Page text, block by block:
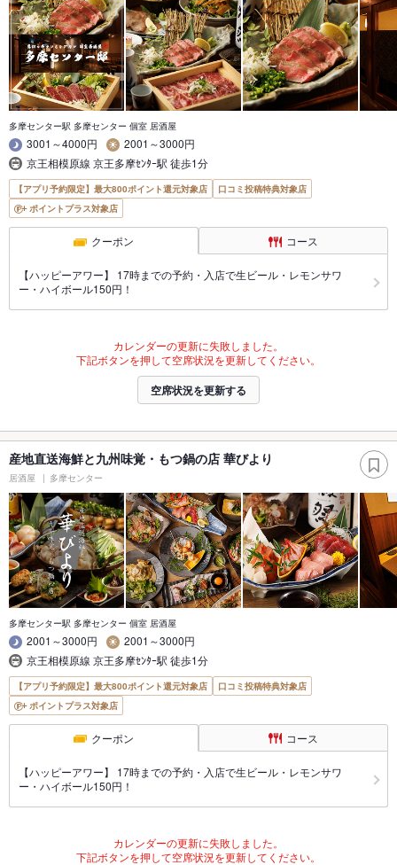
多摩センター駅 多摩センター 個室 居酒屋
3001～4000円
2001～3000円
京王相模原線 京王多摩ｾﾝﾀｰ駅 徒歩1分
【アプリ予約限定】最大800ポイント還元対象店
口コミ投稿特典対象店
ポイントプラス対象店
クーポン コース
【ハッピーアワー】 17時までの予約・入店で生ビール・レモンサワ
ー・ハイボール150円！
カレンダーの更新に失敗しました。
下記ボタンを押して空席状況を更新してください。
空席状況を更新する
産地直送海鮮と九州味覚・もつ鍋の店 華びより
居酒屋 多摩センター
多摩センター駅 多摩センター 個室 居酒屋
2001～3000円
2001～3000円
京王相模原線 京王多摩ｾﾝﾀｰ駅 徒歩1分
【アプリ予約限定】最大800ポイント還元対象店
口コミ投稿特典対象店
ポイントプラス対象店
クーポン コース
【ハッピーアワー】 17時までの予約・入店で生ビール・レモンサワ
ー・ハイボール150円！
カレンダーの更新に失敗しました。
下記ボタンを押して空席状況を更新してください。